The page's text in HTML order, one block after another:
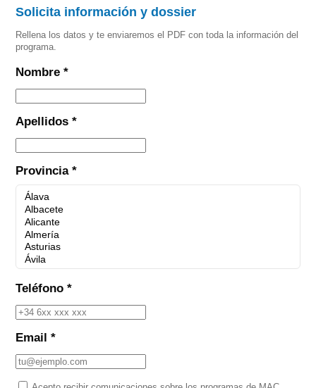
Solicita información y dossier
Rellena los datos y te enviaremos el PDF con toda la información del
programa.
Nombre *
Apellidos *
Provincia *
Teléfono *
Email *